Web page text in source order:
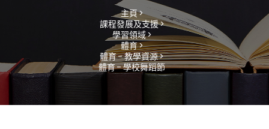
主頁 >
課程發展及支援 >
學習領域 >
體育 >
體育 - 教學資源 >
體育 - 學校舞蹈節